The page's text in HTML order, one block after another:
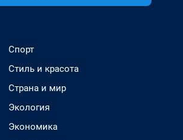
Спорт
Стиль и красота
Страна и мир
Экология
Экономика